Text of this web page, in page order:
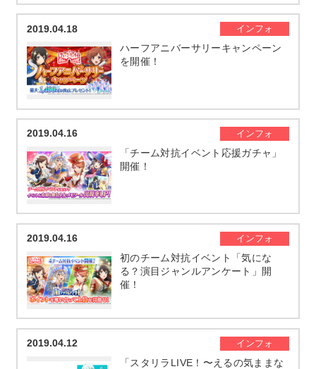
2019.04.18 インフォ
ハーフアニバーサリーキャンペーン
を開催！
2019.04.16 インフォ
「チーム対抗イベント応援ガチャ」
開催！
2019.04.16 インフォ
初のチーム対抗イベント「気にな
る？演目ジャンルアンケート」開
催！
2019.04.12 インフォ
「スタリラLIVE！〜えるの気ままな